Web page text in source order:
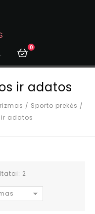
0
ir adatos
/ Sporto prekės /
adatos
2